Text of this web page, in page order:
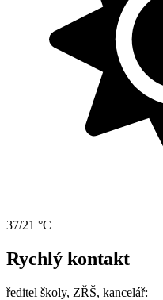
37/21 °C
Rychlý kontakt
ředitel školy, ZŘŠ, kancelář: